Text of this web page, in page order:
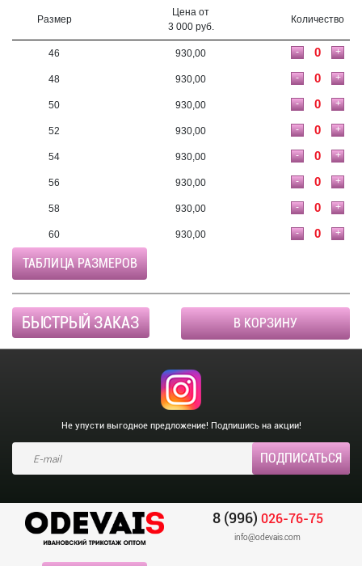
Размер
Цена от
3 000 руб.
Количество
46 930,00 +
-
48 930,00 +
-
50 930,00 +
-
52 930,00 +
-
54 930,00 +
-
56 930,00 +
-
58 930,00 +
-
60 930,00 +
-
ТАБЛИЦА РАЗМЕРОВ
БЫСТРЫЙ ЗАКАЗ В КОРЗИНУ
Не упусти выгодное предложение! Подпишись на акции!
8 (996) 026-76-75
info@odevais.com